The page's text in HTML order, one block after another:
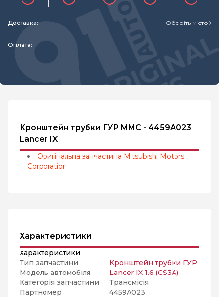
Доставка: Оберіть місто
Оплата:
Кронштейн трубки ГУР MMC - 4459A023
Lancer IX
Оригінальна запчастина Mitsubishi Motors
Corporation
Характеристики
Характеристики
Тип запчастини
Кронштейн трубки ГУР
Модель автомобіля
Lancer IX 1.6 (CS3A)
Категорія запчастини
Трансмісія
Партномер
4459A023